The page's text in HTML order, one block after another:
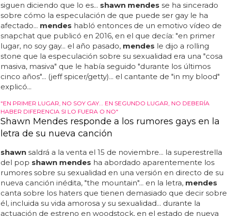
siguen diciendo que lo es... shawn mendes se ha sincerado
sobre cómo la especulación de que puede ser gay le ha
afectado... mendes habló entonces de un emotivo vídeo de
snapchat que publicó en 2016, en el que decía: "en primer
lugar, no soy gay... el año pasado, mendes le dijo a rolling
stone que la especulación sobre su sexualidad era una "cosa
masiva, masiva" que le había seguido "durante los últimos
cinco años"... (jeff spicer/getty)... el cantante de "in my blood"
explicó...
"EN PRIMER LUGAR, NO SOY GAY... EN SEGUNDO LUGAR, NO DEBERÍA
HABER DIFERENCIA SI LO FUERA O NO"
Shawn Mendes responde a los rumores gays en la
letra de su nueva canción
shawnsaldrá a la venta el 15 de noviembre... la superestrella
del pop shawn mendes ha abordado aparentemente los
rumores sobre su sexualidad en una versión en directo de su
nueva canción inédita, "the mountain"... en la letra, mendes
canta sobre los haters que tienen demasiado que decir sobre
él, incluida su vida amorosa y su sexualidad... durante la
actuación de estreno en woodstock, en el estado de nueva